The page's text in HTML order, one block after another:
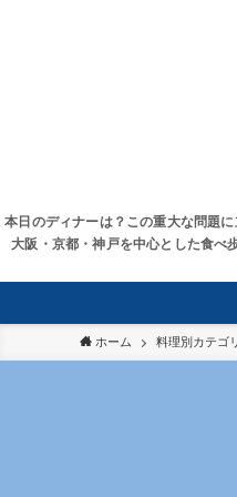
本日のディナーは？この重大な問題に
大阪・京都・神戸を中心とした食べ
ホーム 料理別カテゴ